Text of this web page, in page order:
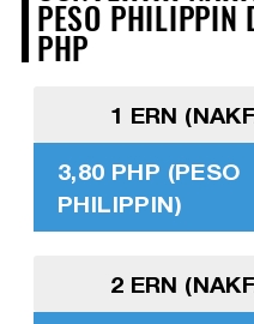
PESO PHILIPPIN
PHP
1 ERN
3,80 PHP (PESO
PHILIPPIN)
2 ERN